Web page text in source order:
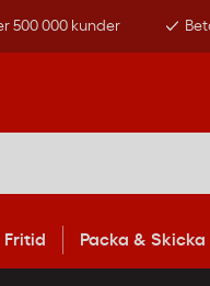
500 000 kunder
Fritid Packa & Skicka